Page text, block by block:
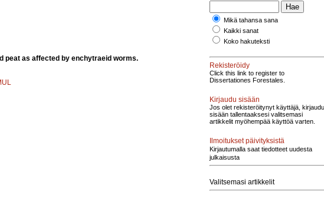
peat as affected by enchytraeid worms.
Mikä tahansa sana
Kaikki sanat
Koko hakuteksti
Rekisteröidy
Click this link to register to
Dissertationes Forestales.
Kirjaudu sisään
Jos olet rekisteröitynyt käyttäjä, kirjaudu
sisään tallentaaksesi valitsemasi
artikkelit myöhempää käyttöä varten.
Ilmoitukset päivityksistä
Kirjautumalla saat tiedotteet uudesta
julkaisusta
Valitsemasi artikkelit